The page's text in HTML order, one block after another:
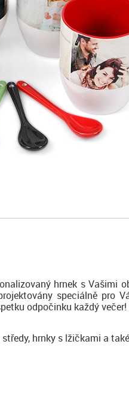
hrnek s Vašimi
speciálně pro
odpočinku každý
hrnky s lžičkami a